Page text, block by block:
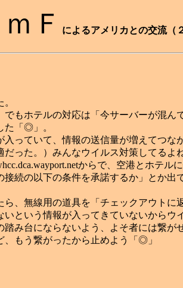
Ｆ によるアメリカとの交流（
もホテルの対応は「今サーバーが混
た「◎」。
っていて、情報の送信量が増えてつ
った。）みんなウイルス対策してるよ
からで、空港とホテ
続の以下の条件を承諾するか」とか
、無線用の道具を「チェックアウトに
という情報が入ってきていないからウ
み台にならないよう、よそ者には繋
もう繋がったから止めよう「◎」